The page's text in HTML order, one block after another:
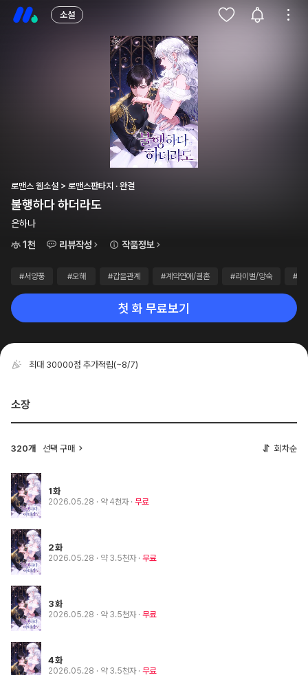
소설
로맨스 웹소설 > 로맨스판타지 · 완결
불행하다 하더라도
은하나
1천
리뷰작성 작품정보
#서양풍 #오해 #갑을관계 #계약연애/결혼 #라이벌/앙숙 #소
첫 화 무료보기
최대 30000점 추가적립(~8/7)
소장
320개 선택 구매 회차순
1화
2026.05.28 · 약 4천자 무료
2화
2026.05.28 · 약 3.5천자 무료
3화
2026.05.28 · 약 3.5천자 무료
4화
2026.05.28 · 약 3.5천자 무료